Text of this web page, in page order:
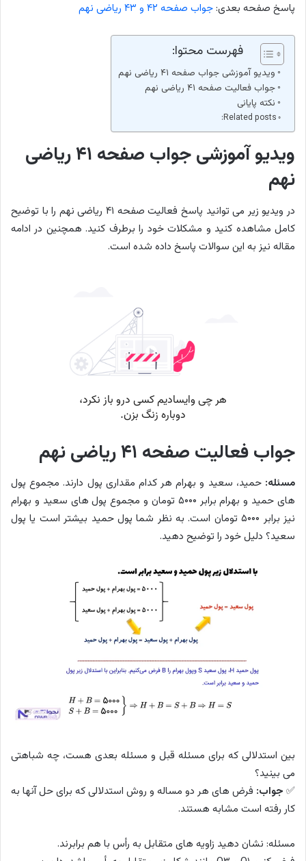
پاسخ صفحه بعدی:جواب صفحه ۴۲ و ۴۳ ریاضی نهم
فهرست محتوا:
ویدیو آموزشی جواب صفحه ۴۱ ریاضی نهم
جواب فعالیت صفحه ۴۱ ریاضی نهم
نکته پایانی
Related posts:
ویدیو آموزشی جواب صفحه ۴۱ ریاضی
نهم
در ویدیو زیر می توانید پاسخ فعالیت صفحه ۴۱ ریاضی نهم را با توضیح
کامل مشاهده کنید و مشکلات خود را برطرف کنید. همچنین در ادامه
مقاله نیز به این سوالات پاسخ داده شده است.
جواب فعالیت صفحه ۴۱ ریاضی نهم
مسئله:حمید، سعید و بهرام هر کدام مقداری پول دارند. مجموع پول
های حمید و بهرام برابر ۵۰۰۰ تومان و مجموع پول های سعید و بهرام
نیز برابر ۵۰۰۰ تومان است. به نظر شما پول حمید بیشتر است یا پول
سعید؟ دلیل خود را توضیح دهید.
بین استدلالی که برای مسئله قبل و مسئله بعدی هست، چه شباهتی
می بینید؟
✅ جواب: فرض های هر دو مساله و روش استدلالی که برای حل آنها به
کار رفته است مشابه هستند.
مسئله: نشان دهید زاویه های متقابل به رأس با هم برابر‌ند.